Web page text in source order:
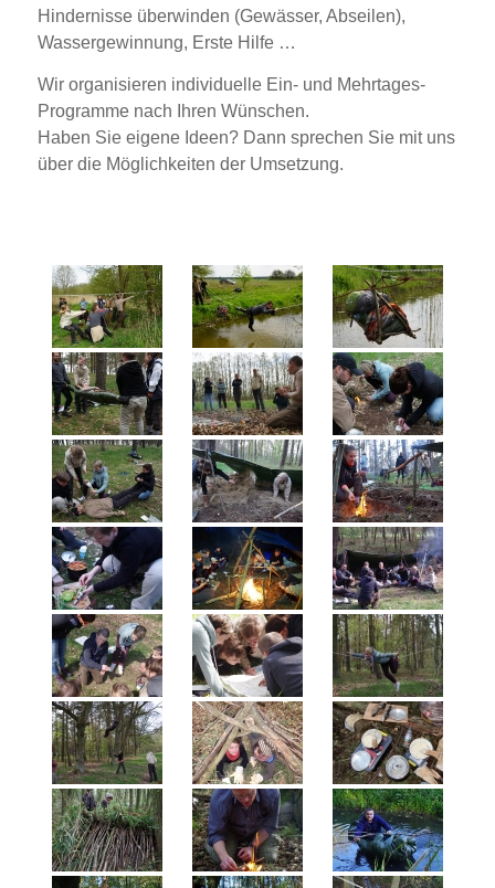
Hindernisse überwinden (Gewässer, Abseilen),
Wassergewinnung, Erste Hilfe …
Wir organisieren individuelle Ein- und Mehrtages-
Programme nach Ihren Wünschen.
Haben Sie eigene Ideen? Dann sprechen Sie mit uns
über die Möglichkeiten der Umsetzung.